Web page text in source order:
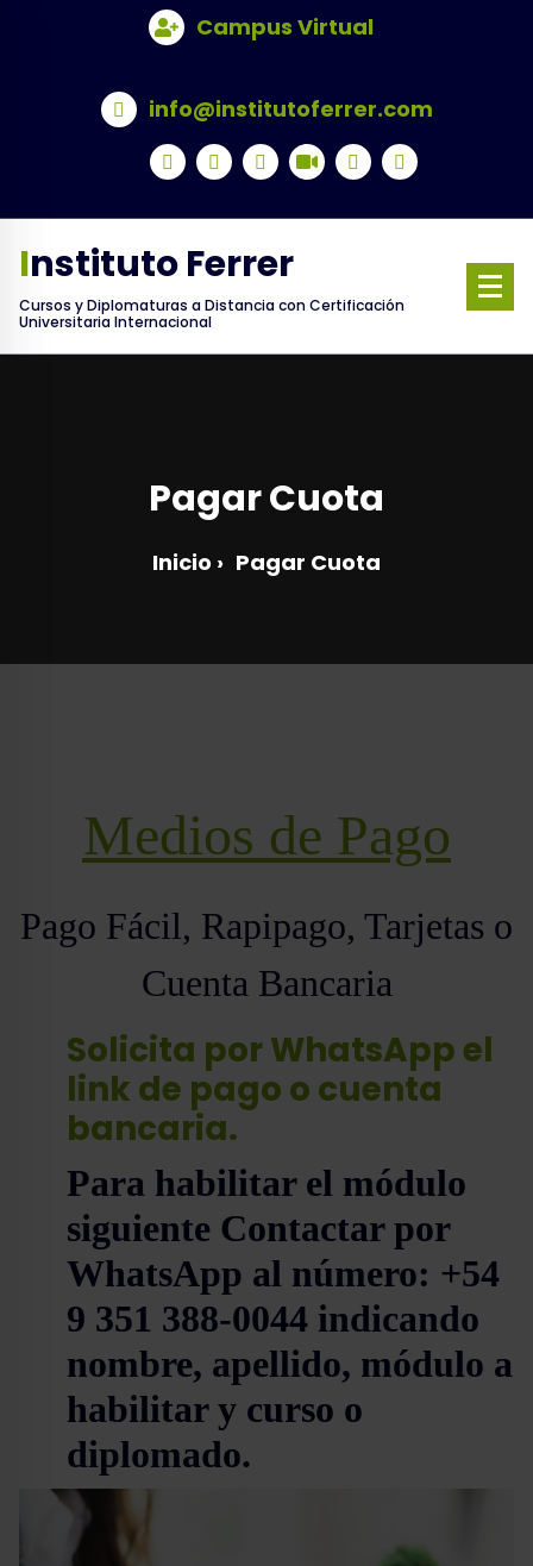
Campus Virtual
info@institutoferrer.com
Instituto Ferrer
Cursos y Diplomaturas a Distancia con Certificación
Universitaria Internacional
Pagar Cuota
Inicio › Pagar Cuota
Medios de Pago
Pago Fácil, Rapipago, Tarjetas o
Cuenta Bancaria
Solicita por WhatsApp el
link de pago o cuenta
bancaria.
Para habilitar el módulo
siguiente Contactar por
WhatsApp al número: +54
9 351 388-0044 indicando
nombre, apellido, módulo a
habilitar y curso o
diplomado.